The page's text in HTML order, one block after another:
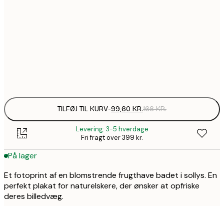
TILFØJ TIL KURV-99,60 KR.166 KR.
Levering: 3-5 hverdage
Fri fragt over 399 kr.
På lager
Et fotoprint af en blomstrende frugthave badet i sollys. En
perfekt plakat for naturelskere, der ønsker at opfriske
deres billedvæg.